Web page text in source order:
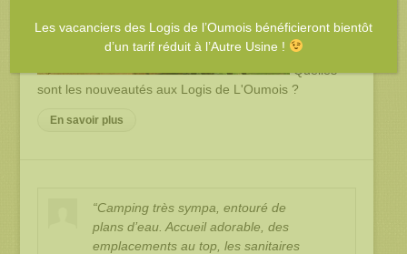
Quelles
sont les nouveautés aux Logis de L'Oumois ?
En savoir plus
“Camping très sympa, entouré de
plans d’eau. Accueil adorable, des
emplacements au top, les sanitaires
Les vacanciers des Logis de l’Oumois bénéficieront bientôt
d’un tarif réduit à l’Autre Usine !